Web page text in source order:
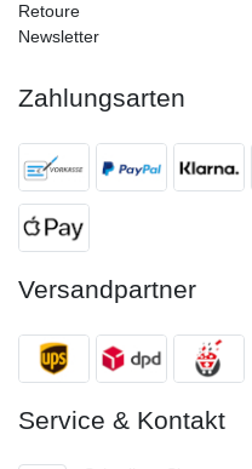
Retoure
Newsletter
Zahlungsarten
Versandpartner
Service & Kontakt